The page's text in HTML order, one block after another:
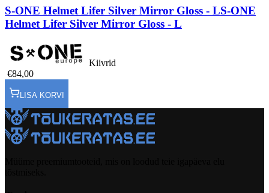
S-ONE Helmet Lifer Silver Mirror Gloss - LS-ONE
Helmet Lifer Silver Mirror Gloss - L
Kiivrid
€84,00
LISA KORVI